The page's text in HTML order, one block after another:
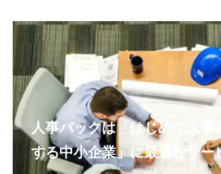
人事パックは「はじめて人事
する中小企業」に最適なサー